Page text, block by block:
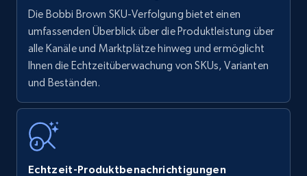
Amazon products - find products by using
upc numbers
Title, Seller name, Brand, Description, Initial
price, Currency, Availability, Reviews count, and
35.2K+
Die Bobbi Brown SKU-Verfolgung bietet einen
umfassenden Überblick über die Produktleistung über
alle Kanäle und Marktplätze hinweg und ermöglicht
Ihnen die Echtzeitüberwachung von SKUs, Varianten
und Beständen.
Echtzeit-Produktbenachrichtigungen